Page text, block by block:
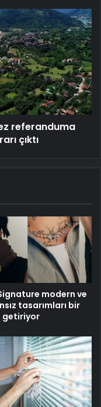
referanduma
çıktı
modern ve
tasarımları bir
getiriyor